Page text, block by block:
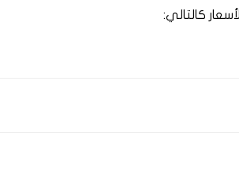
كالتالي: